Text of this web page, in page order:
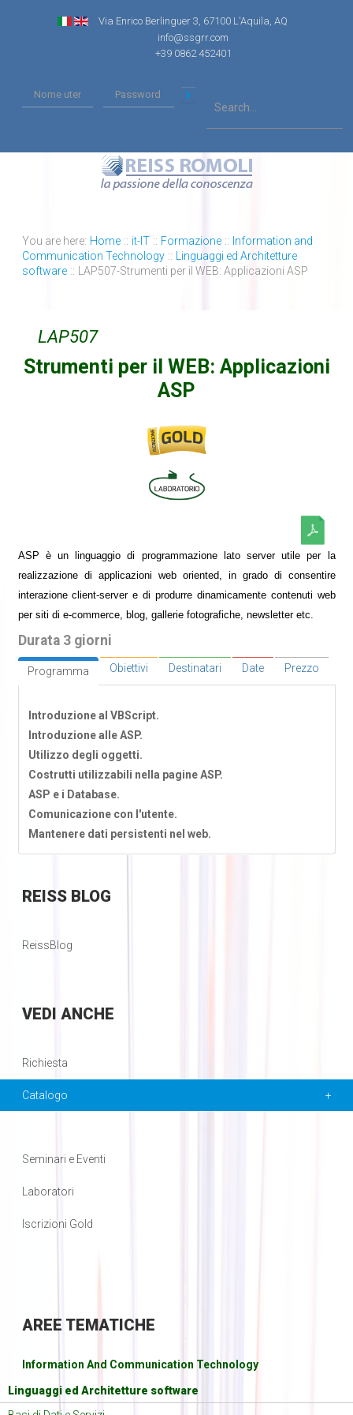
Via Enrico Berlinguer 3, 67100 L'Aquila, AQ
info@ssgrr.com
+39 0862 452401
You are here: Home :: it-IT :: Formazione :: Information and
Communication Technology ::
Linguaggi ed Architetture
software :: LAP507-Strumenti per il WEB: Applicazioni ASP
LAP507
Strumenti per il WEB: Applicazioni
ASP
ASP è un linguaggio di programmazione lato server utile per la
realizzazione di applicazioni web oriented, in grado di consentire
interazione client-server e di produrre dinamicamente contenuti web
per siti di e-commerce, blog, gallerie fotografiche, newsletter etc.
Durata 3 giorni
Programma Obiettivi Destinatari Date Prezzo
Introduzione al VBScript.
Introduzione alle ASP.
Utilizzo degli oggetti.
Costrutti utilizzabili nella pagine ASP.
ASP e i Database.
Comunicazione con l'utente.
Mantenere dati persistenti nel web.
REISSBLOG
ReissBlog
VEDI ANCHE
Richiesta
Catalogo
Seminari e Eventi
Laboratori
Iscrizioni Gold
AREE TEMATICHE
Information And Communication Technology
Linguaggi ed Architetture software